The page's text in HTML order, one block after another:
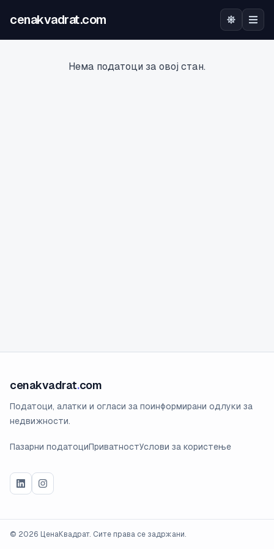
cenakvadrat.com
Нема податоци за овој стан.
cenakvadrat.com
Податоци, алатки и огласи за поинформирани одлуки за
недвижности.
Пазарни податоциПриватностУслови за користење
© 2026 ЦенаКвадрат. Сите права се задржани.